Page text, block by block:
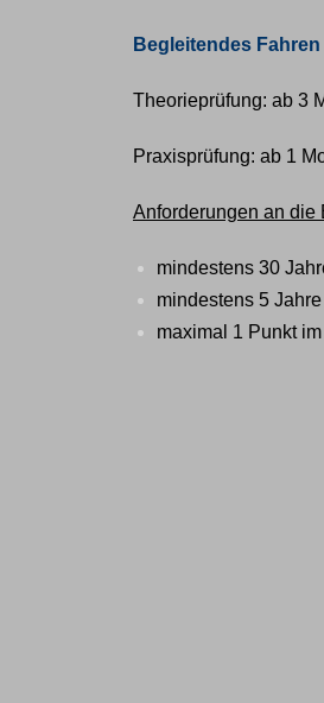
Begleitendes Fahren
Theorieprüfung: ab 3
Praxisprüfung: ab 1
Anforderungen an die
mindestens 30
mindestens 5
maximal 1 Punkt